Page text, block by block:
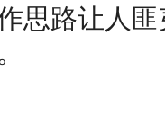
思路让人